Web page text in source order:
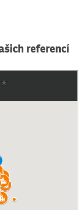
referencí